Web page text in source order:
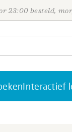
23:00 besteld,
Interactief